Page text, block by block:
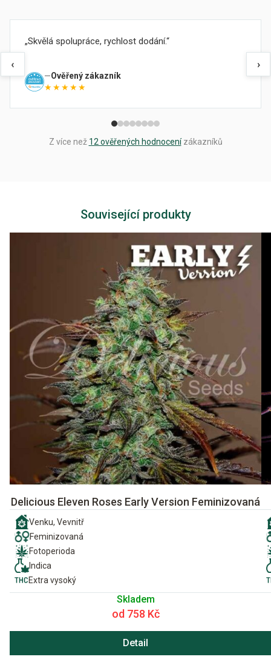
‹
Skvělá spolupráce, rychlost dodání.
Ověřený zákazník
★★★★★
›
Z více než 12 ověřených hodnocenízákazníků
Související produkty
Delicious Eleven Roses Early Version Feminizovaná
Venku, Vevnitř
Feminizovaná
Fotoperioda
Indica
Extra vysoký
Skladem
od 758 Kč
Detail